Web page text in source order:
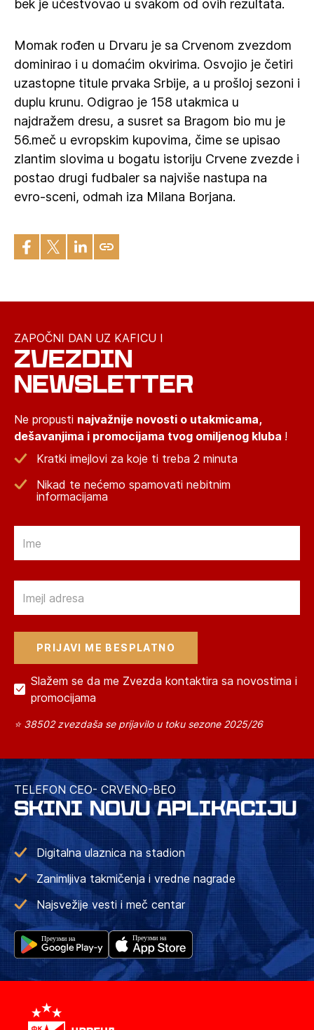
bek je učestvovao u svakom od ovih rezultata.
Momak rođen u Drvaru je sa Crvenom zvezdom
dominirao i u domaćim okvirima. Osvojio je četiri
uzastopne titule prvaka Srbije, a u prošloj sezoni i
duplu krunu. Odigrao je 158 utakmica u
najdražem dresu, a susret sa Bragom bio mu je
56.meč u evropskim kupovima, čime se upisao
zlantim slovima u bogatu istoriju Crvene zvezde i
postao drugi fudbaler sa najviše nastupa na
evro-sceni, odmah iza Milana Borjana.
ZAPOČNI DAN UZ KAFICU I
ZVEZDIN
NEWSLETTER
Ne propusti najvažnije novosti o utakmicama,
dešavanjima i promocijama tvog omiljenog kluba !
Kratki imejlovi za koje ti treba 2 minuta
Nikad te nećemo spamovati nebitnim
informacijama
Slažem se da me Zvezda kontaktira sa novostima i
promocijama
⭐ 38502 zvezdaša se prijavilo u toku sezone 2025/26
TELEFON CEO- CRVENO-BEO
SKINI NOVU APLIKACIJU
Digitalna ulaznica na stadion
Zanimljiva takmičenja i vredne nagrade
Najsvežije vesti i meč centar